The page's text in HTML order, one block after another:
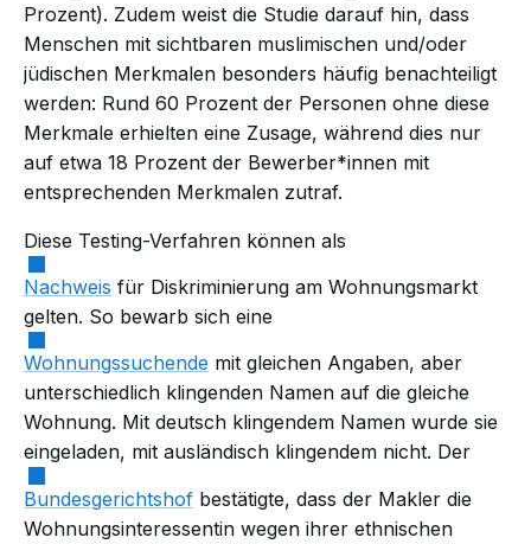
Prozent). Zudem weist die Studie darauf hin, dass
Menschen mit sichtbaren muslimischen und/oder
jüdischen Merkmalen besonders häufig benachteiligt
werden: Rund 60 Prozent der Personen ohne diese
Merkmale erhielten eine Zusage, während dies nur
auf etwa 18 Prozent der Bewerber*innen mit
entsprechenden Merkmalen zutraf.
Diese Testing-Verfahren können als
Nachweis für Diskriminierung am Wohnungsmarkt
gelten. So bewarb sich eine
Wohnungssuchende mit gleichen Angaben, aber
unterschiedlich klingenden Namen auf die gleiche
Wohnung. Mit deutsch klingendem Namen wurde sie
eingeladen, mit ausländisch klingendem nicht. Der
Bundesgerichtshof bestätigte, dass der Makler die
Wohnungsinteressentin wegen ihrer ethnischen